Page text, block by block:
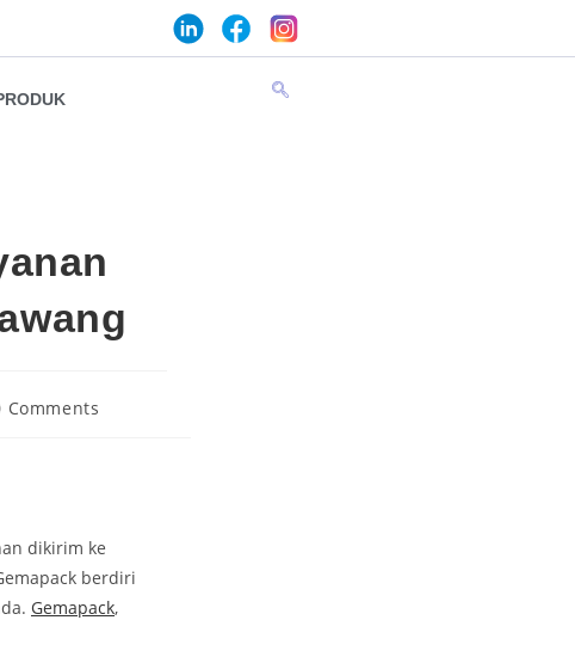
Comments
dikirim ke
berdiri
Gemapack,